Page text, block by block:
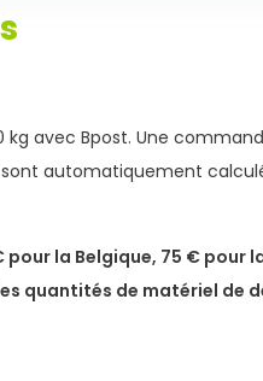
avec Bpost. Une
automatiquement
la Belgique, 75 € pour
quantités de matériel de